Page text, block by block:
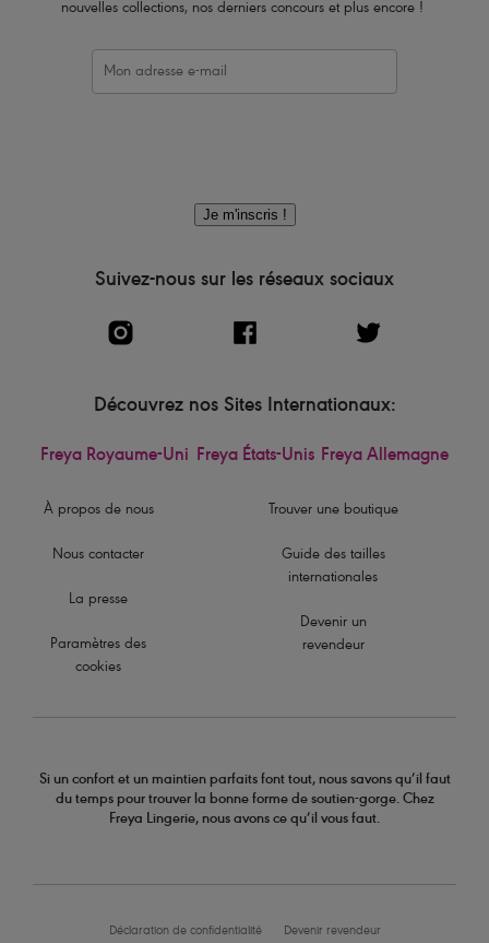
À propos de nous
Nous contacter
La presse
Paramètres des
cookies
nouvelles collections, nos derniers concours et plus encore !
Je m'inscris !
Suivez-nous sur les réseaux sociaux
Découvrez nos Sites Internationaux:
Freya Royaume-Uni Freya États-Unis Freya Allemagne
Trouver une boutique
Guide des tailles
internationales
Devenir un
revendeur
Si un confort et un maintien parfaits font tout, nous savons qu’il faut
du temps pour trouver la bonne forme de soutien-gorge. Chez
Freya Lingerie, nous avons ce qu’il vous faut.
Déclaration de confidentialité Devenir revendeur